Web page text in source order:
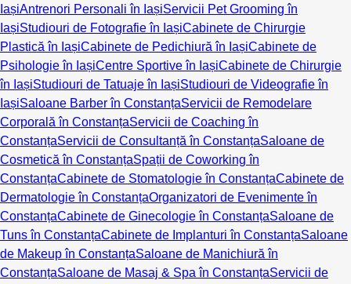
IașiAntrenori Personali în IașiServicii Pet Grooming în
IașiStudiouri de Fotografie în IașiCabinete de Chirurgie
Plastică în IașiCabinete de Pedichiură în IașiCabinete de
Psihologie în IașiCentre Sportive în IașiCabinete de Chirurgie
în IașiStudiouri de Tatuaje în IașiStudiouri de Videografie în
IașiSaloane Barber în ConstanțaServicii de Remodelare
Corporală în ConstanțaServicii de Coaching în
ConstanțaServicii de Consultanță în ConstanțaSaloane de
Cosmetică în ConstanțaSpații de Coworking în
ConstanțaCabinete de Stomatologie în ConstanțaCabinete de
Dermatologie în ConstanțaOrganizatori de Evenimente în
ConstanțaCabinete de Ginecologie în ConstanțaSaloane de
Tuns în ConstanțaCabinete de Implanturi în ConstanțaSaloane
de Makeup în ConstanțaSaloane de Manichiură în
ConstanțaSaloane de Masaj & Spa în ConstanțaServicii de